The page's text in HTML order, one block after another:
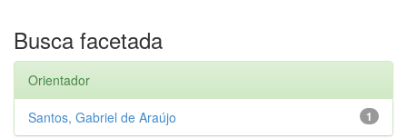
Busca facetada
Orientador
1
Santos, Gabriel de Araújo